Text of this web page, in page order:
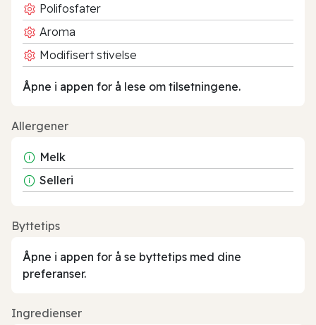
Polifosfater
Aroma
Modifisert stivelse
Åpne i appen for å lese om tilsetningene.
Allergener
Melk
Selleri
Byttetips
Åpne i appen for å se byttetips med dine
preferanser.
Ingredienser